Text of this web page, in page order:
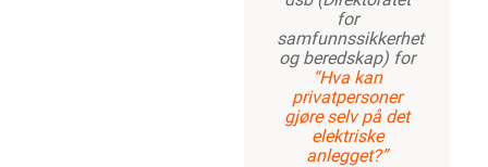
for
samfunnssikkerhet
og beredskap) for
“Hva kan
privatpersoner
gjøre selv på det
elektriske
anlegget?”